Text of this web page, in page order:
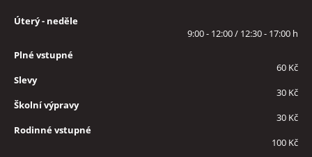
Úterý - neděle
9:00 - 12:00 / 12:30 - 17:00 h
Plné vstupné
60 Kč
Slevy
30 Kč
Školní výpravy
30 Kč
Rodinné vstupné
100 Kč